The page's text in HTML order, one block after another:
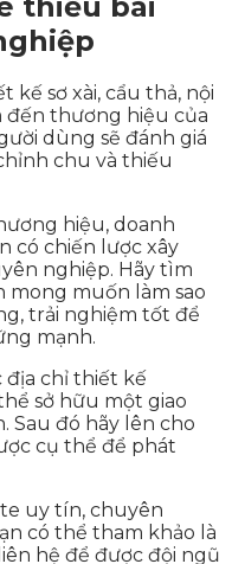
kế sơ xài, cẩu thả, nội
đến thương hiệu của
dùng sẽ đánh giá
chu và thiếu
hiệu, doanh
có chiến lược xây
nghiệp. Hãy tìm
mong muốn làm sao
trải nghiệm tốt để
mạnh.
địa chỉ thiết kế
sở hữu một giao
Sau đó hãy lên cho
cụ thể để phát
uy tín, chuyên
có thể tham khảo là
hệ để được đội ngũ